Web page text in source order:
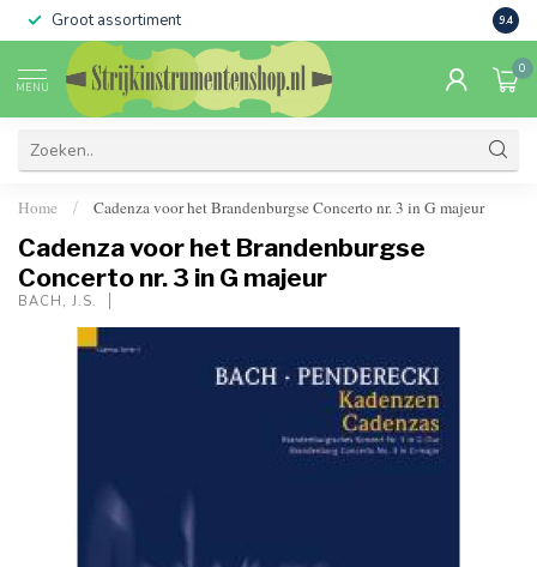
Groot assortiment 9.4
MENU
0
Home / Cadenza voor het Brandenburgse Concerto nr. 3 in G majeur
Cadenza voor het Brandenburgse
Concerto nr. 3 in G majeur
BACH, J.S.